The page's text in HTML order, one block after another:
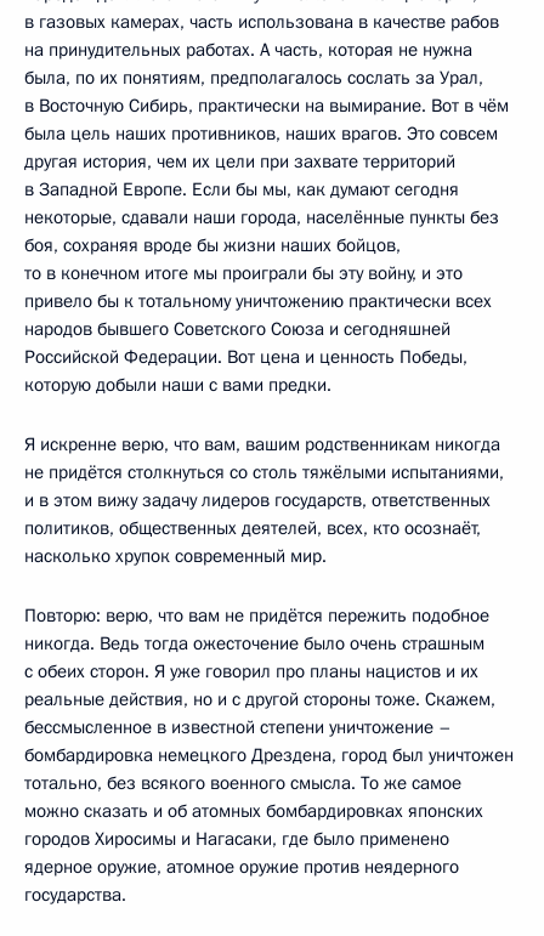
в газовых камерах, часть использована в качестве рабов
на принудительных работах. А часть, которая не нужна
была, по их понятиям, предполагалось сослать за Урал,
в Восточную Сибирь, практически на вымирание. Вот в чём
была цель наших противников, наших врагов. Это совсем
другая история, чем их цели при захвате территорий
в Западной Европе. Если бы мы, как думают сегодня
некоторые, сдавали наши города, населённые пункты без
боя, сохраняя вроде бы жизни наших бойцов,
то в конечном итоге мы проиграли бы эту войну, и это
привело бы к тотальному уничтожению практически всех
народов бывшего Советского Союза и сегодняшней
Российской Федерации. Вот цена и ценность Победы,
которую добыли наши с вами предки.
Я искренне верю, что вам, вашим родственникам никогда
не придётся столкнуться со столь тяжёлыми испытаниями,
и в этом вижу задачу лидеров государств, ответственных
политиков, общественных деятелей, всех, кто осознаёт,
насколько хрупок современный мир.
Повторю: верю, что вам не придётся пережить подобное
никогда. Ведь тогда ожесточение было очень страшным
с обеих сторон. Я уже говорил про планы нацистов и их
реальные действия, но и с другой стороны тоже. Скажем,
бессмысленное в известной степени уничтожение –
бомбардировка немецкого Дрездена, город был уничтожен
тотально, без всякого военного смысла. То же самое
можно сказать и об атомных бомбардировках японских
городов Хиросимы и Нагасаки, где было применено
ядерное оружие, атомное оружие против неядерного
государства.